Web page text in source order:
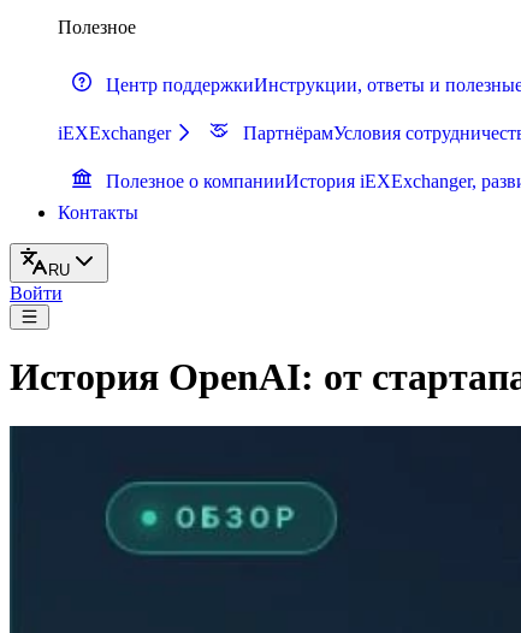
Полезное
Центр поддержкиИнструкции, ответы и
iEXExchanger ПартнёрамУсловия
Полезное о компанииИстория iEXExchanger,
Контакты
RU
Войти
История OpenAI: от